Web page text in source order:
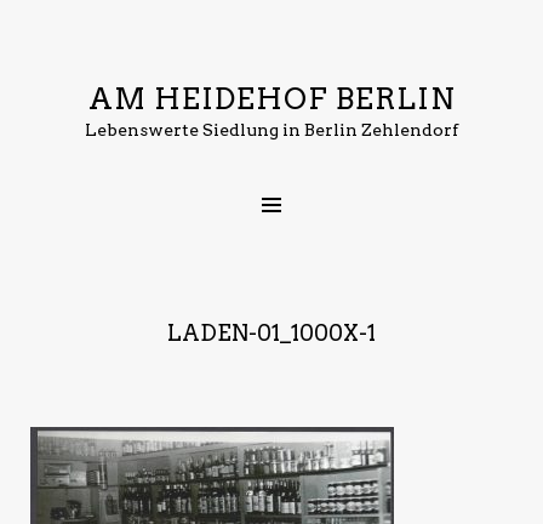
AM HEIDEHOF BERLIN
Lebenswerte Siedlung in Berlin Zehlendorf
LADEN-01_1000X-1